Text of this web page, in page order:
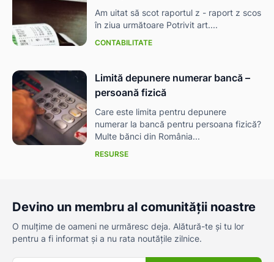
Am uitat să scot raportul z - raport z scos
în ziua următoare Potrivit art....
CONTABILITATE
Limită depunere numerar bancă –
persoană fizică
Care este limita pentru depunere
numerar la bancă pentru persoana fizică?
Multe bănci din România...
RESURSE
Devino un membru al comunității noastre
O mulțime de oameni ne urmăresc deja. Alătură-te și tu lor
pentru a fi informat și a nu rata noutățile zilnice.